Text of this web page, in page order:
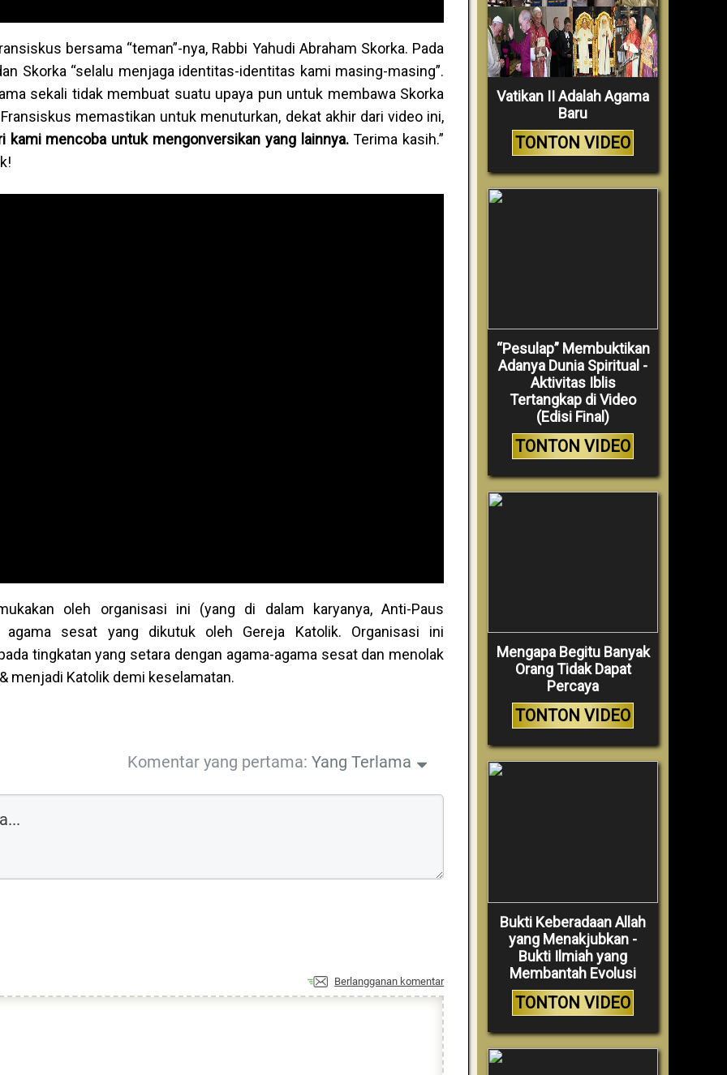
bersama “teman”-nya, Rabbi Yahudi Abraham Skorka. Pada
Skorka “selalu menjaga identitas-identitas kami masing-masing”.
sekali tidak membuat suatu upaya pun untuk membawa Skorka
memastikan untuk menuturkan, dekat akhir dari video ini,
kami mencoba untuk mengonversikan yang lainnya.Terima kasih.”
oleh organisasi ini (yang di dalam karyanya, Anti-Paus
sesat yang dikutuk oleh Gereja Katolik. Organisasi ini
tingkatan yang setara dengan agama-agama sesat dan menolak
menjadi Katolik demi keselamatan.
Komentar yang pertama: Yang Terlama
Berlangganan komentar
Vatikan II Adalah Agama
Baru
TONTON VIDEO
“Pesulap” Membuktikan
Adanya Dunia Spiritual -
Aktivitas Iblis
Tertangkap di Video
(Edisi Final)
TONTON VIDEO
Mengapa Begitu Banyak
Orang Tidak Dapat
Percaya
TONTON VIDEO
Bukti Keberadaan Allah
yang Menakjubkan -
Bukti Ilmiah yang
Membantah Evolusi
TONTON VIDEO